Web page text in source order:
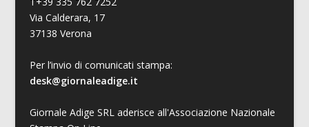
Via Calderara, 17
37138 Verona
Per l’invio di comunicati stampa:
desk@giornaleadige.it
Giornale Adige SRL aderisce all'Associazione Nazionale